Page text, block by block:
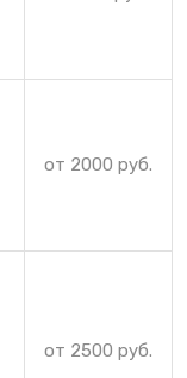
от 2000 руб.
от 2500 руб.